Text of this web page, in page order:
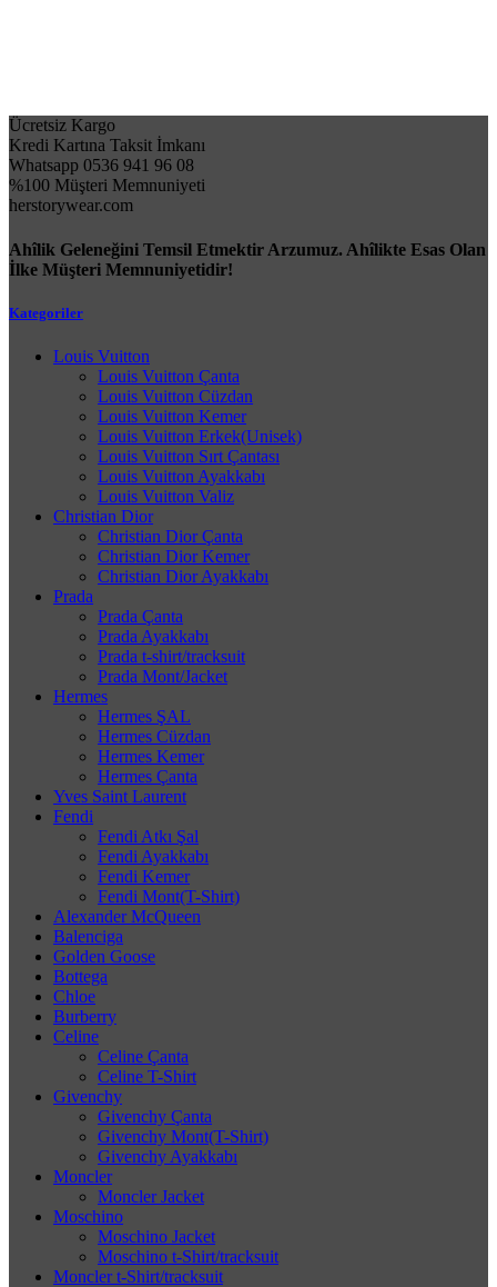
Ücretsiz Kargo
Kredi Kartına Taksit İmkanı
Whatsapp 0536 941 96 08
%100 Müşteri Memnuniyeti
herstorywear.com
Ahîlik Geleneğini Temsil Etmektir Arzumuz. Ahîlikte Esas Olan
İlke Müşteri Memnuniyetidir!
Kategoriler
Louis Vuitton
Louis Vuitton Çanta
Louis Vuitton Cüzdan
Louis Vuitton Kemer
Louis Vuitton Erkek(Unisek)
Louis Vuitton Sırt Çantası
Louis Vuitton Ayakkabı
Louis Vuitton Valiz
Christian Dior
Christian Dior Çanta
Christian Dior Kemer
Christian Dior Ayakkabı
Prada
Prada Çanta
Prada Ayakkabı
Prada t-shirt/tracksuit
Prada Mont/Jacket
Hermes
Hermes ŞAL
Hermes Cüzdan
Hermes Kemer
Hermes Çanta
Yves Saint Laurent
Fendi
Fendi Atkı Şal
Fendi Ayakkabı
Fendi Kemer
Fendi Mont(T-Shirt)
Alexander McQueen
Balenciga
Golden Goose
Bottega
Chloe
Burberry
Celine
Celine Çanta
Celine T-Shirt
Givenchy
Givenchy Çanta
Givenchy Mont(T-Shirt)
Givenchy Ayakkabı
Moncler
Moncler Jacket
Moschino
Moschino Jacket
Moschino t-Shirt/tracksuit
Moncler t-Shirt/tracksuit